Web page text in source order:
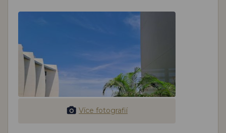
Více fotografií